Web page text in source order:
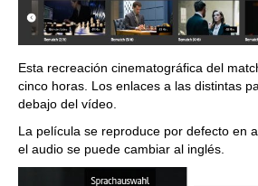
Esta recreación cinematográfica del
cinco horas. Los enlaces a las distintas
debajo del vídeo.
La película se reproduce por defecto en
el audio se puede cambiar al inglés.